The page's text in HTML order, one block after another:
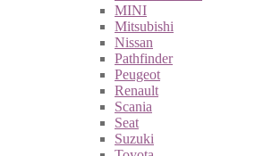
MINI
Mitsubishi
Nissan
Pathfinder
Peugeot
Renault
Scania
Seat
Suzuki